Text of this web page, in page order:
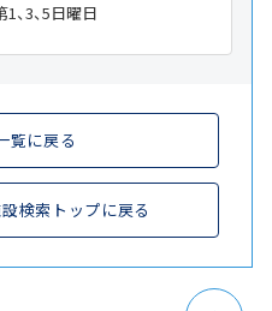
1、3、5日曜日
覧に戻る
検索トップに戻る